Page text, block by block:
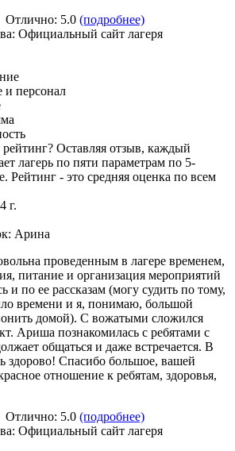
Отлично: 5.0 (подробнее)
Официальный сайт лагеря
персонал
Оставляя отзыв, каждый
лагерь по пяти параметрам по 5-
Рейтинг - это средняя оценка по всем
г.
Арина
проведенным в лагере временем,
питание и организация мероприятий
и по ее рассказам (могу судить по тому,
времени и я, понимаю, большой
домой). С вожатыми сложился
Ариша познакомилась с ребятами с
общаться и даже встречается. В
здорово! Спасибо большое, вашей
отношение к ребятам, здоровья,
Отлично: 5.0 (подробнее)
Официальный сайт лагеря